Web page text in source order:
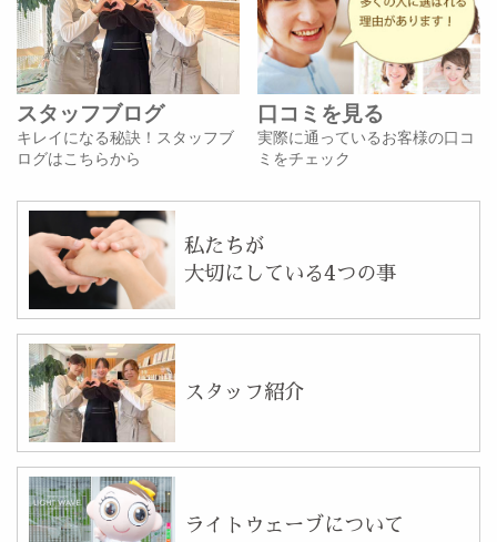
スタッフブログ
キレイになる秘訣！スタッフブ
ログはこちらから
口コミを見る
実際に通っているお客様の口コ
ミをチェック
私たちが
大切にしている4つの事
スタッフ紹介
ライトウェーブについて